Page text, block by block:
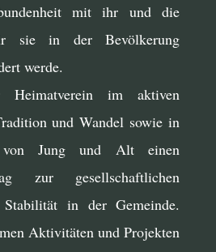
mit ihr und die
sie in der Bevölkerung
werde.
im aktiven
und Wandel sowie in
von Jung und Alt einen
zur gesellschaftlichen
in der Gemeinde.
Aktivitäten und Projekten